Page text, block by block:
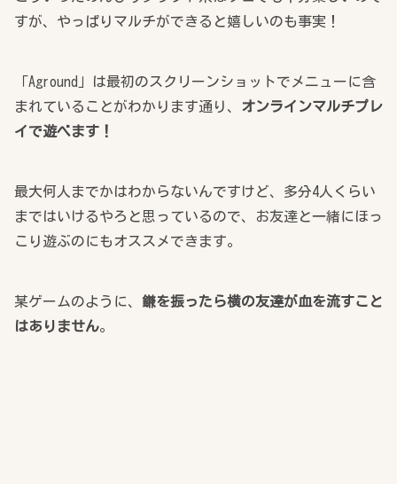
すが、やっぱりマルチができると嬉しいのも事実！
「Aground」は最初のスクリーンショットでメニューに含
まれていることがわかります通り、 オンラインマルチプレ
イで遊べます！
最大何人までかはわからないんですけど、多分4人くらい
まではいけるやろと思っているので、お友達と一緒にほっ
こり遊ぶのにもオススメできます。
某ゲームのように、 鎌を振ったら横の友達が血を流すこと
はありません。